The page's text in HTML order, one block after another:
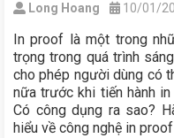
Long Hoang 10/01/
In proof là một trong
trọng trong quá trình
cho phép người dùng có
nữa trước khi tiến hành
Có công dụng ra sao?
hiểu về công nghệ in